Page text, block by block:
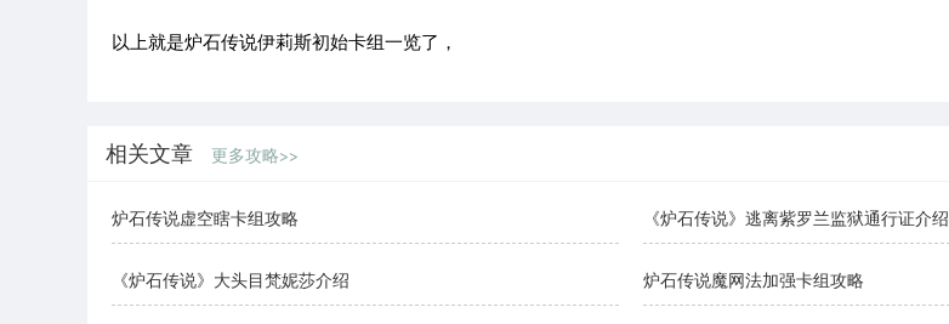
以上就是炉石传说伊莉斯初始卡组一览了，
相关文章 更多攻略>>
炉石传说虚空瞎卡组攻略 《炉石传说》逃离紫罗兰监狱通行证介绍
《炉石传说》大头目梵妮莎介绍 炉石传说魔网法加强卡组攻略